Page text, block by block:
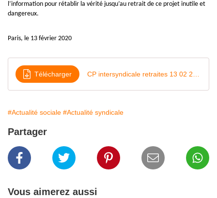
l’information pour rétablir la vérité jusqu’au retrait de ce projet inutile et
dangereux.
Paris, le 13 février 2020
Télécharger
#Actualité sociale #Actualité syndicale
Partager
Vous aimerez aussi